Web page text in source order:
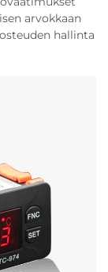
arvokkaan
hallinta